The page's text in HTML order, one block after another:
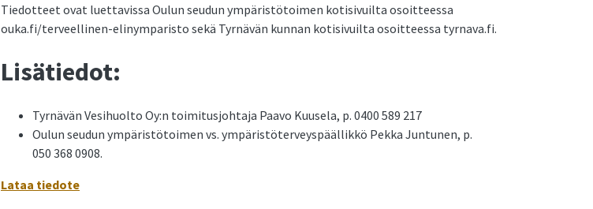
Tiedotteet ovat luettavissa Oulun seudun ympäristötoimen kotisivuilta osoitteessa
ouka.fi/terveellinen-elinymparisto sekä Tyrnävän kunnan kotisivuilta osoitteessa tyrnava.fi.
Lisätiedot:
Tyrnävän Vesihuolto Oy:n toimitusjohtaja Paavo Kuusela, p. 0400 589 217
Oulun seudun ympäristötoimen vs. ympäristöterveyspäällikkö Pekka Juntunen, p.
050 368 0908.
Lataa tiedote